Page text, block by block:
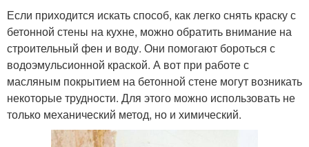
Если приходится искать способ, как легко снять краску с
бетонной стены на кухне, можно обратить внимание на
строительный фен и воду. Они помогают бороться с
водоэмульсионной краской. А вот при работе с
масляным покрытием на бетонной стене могут возникать
некоторые трудности. Для этого можно использовать не
только механический метод, но и химический.